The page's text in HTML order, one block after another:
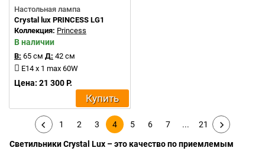
Настольная лампа
Crystal lux PRINCESS LG1
Коллекция: Princess
В наличии
В: 65 см Д: 42 см
E14 x 1 max 60W
Цена: 21 300 Р.
Купить
1 2 3 4 5 6 7 ... 21
Светильники Crystal Lux – это качество по приемлемым